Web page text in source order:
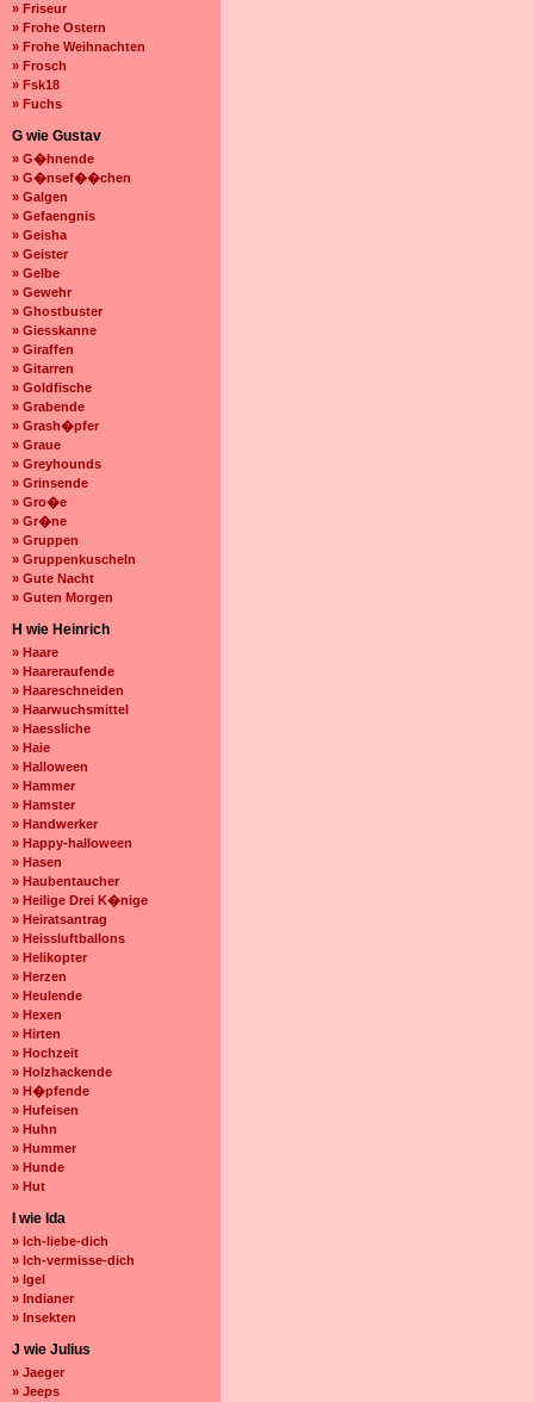
» Friseur
» Frohe Ostern
» Frohe Weihnachten
» Frosch
» Fsk18
» Fuchs
G wie Gustav
» G�hnende
» G�nsef��chen
» Galgen
» Gefaengnis
» Geisha
» Geister
» Gelbe
» Gewehr
» Ghostbuster
» Giesskanne
» Giraffen
» Gitarren
» Goldfische
» Grabende
» Grash�pfer
» Graue
» Greyhounds
» Grinsende
» Gro�e
» Gr�ne
» Gruppen
» Gruppenkuscheln
» Gute Nacht
» Guten Morgen
H wie Heinrich
» Haare
» Haareraufende
» Haareschneiden
» Haarwuchsmittel
» Haessliche
» Haie
» Halloween
» Hammer
» Hamster
» Handwerker
» Happy-halloween
» Hasen
» Haubentaucher
» Heilige Drei K�nige
» Heiratsantrag
» Heissluftballons
» Helikopter
» Herzen
» Heulende
» Hexen
» Hirten
» Hochzeit
» Holzhackende
» H�pfende
» Hufeisen
» Huhn
» Hummer
» Hunde
» Hut
I wie Ida
» Ich-liebe-dich
» Ich-vermisse-dich
» Igel
» Indianer
» Insekten
J wie Julius
» Jaeger
» Jeeps